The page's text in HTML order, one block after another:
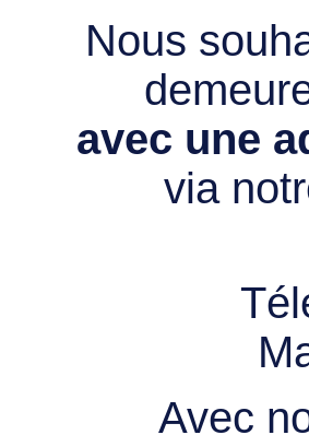
Nous
avec une
via
Avec